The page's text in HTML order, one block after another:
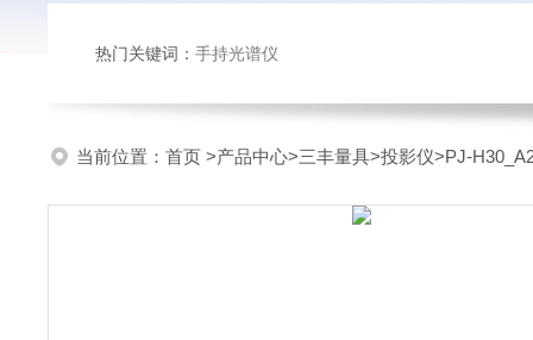
热门关键词： 手持光谱仪
当前位置： 首页 >产品中心>三丰量具>投影仪>PJ-